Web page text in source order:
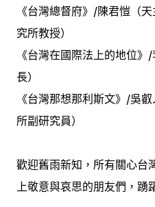
《台灣總督府》/陳君愷（
究所教授）
《台灣在國際法上的地位
長）
《台灣那想那利斯文》/吳
所副研究員）
歡迎舊雨新知，所有關心台
上敬意與哀思的朋友們，踴